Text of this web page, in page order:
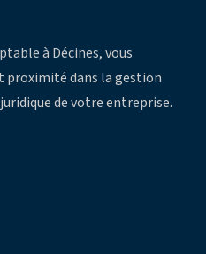
à Décines, vous
proximité dans la gestion
de votre entreprise.